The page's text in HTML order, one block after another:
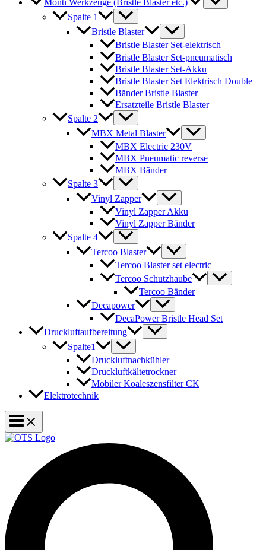
Monti Werkzeuge (Bristle Blaster etc.)
Spalte 1
Bristle Blaster
Bristle Blaster Set-elektrisch
Bristle Blaster Set-pneumatisch
Bristle Blaster Set-Akku
Bristle Blaster Set Elektrisch Double
Bänder Bristle Blaster
Ersatzteile Bristle Blaster
Spalte 2
MBX Metal Blaster
MBX Electric 230V
MBX Pneumatic reverse
MBX Bänder
Spalte 3
Vinyl Zapper
Vinyl Zapper Akku
Vinyl Zapper Bänder
Spalte 4
Tercoo Blaster
Tercoo Blaster set electric
Tercoo Schutzhaube
Tercoo Bänder
Decapower
DecaPower Bristle Head Set
Druckluftaufbereitung
Spalte1
Druckluftnachkühler
Druckluftkältetrockner
Mobiler Koaleszensfilter CK
Elektrotechnik